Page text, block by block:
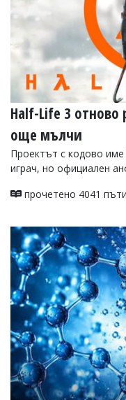
Half-Life 3 отново
още мълчи
Проектът с кодово
играч, но официален
прочетено 4041 пъти